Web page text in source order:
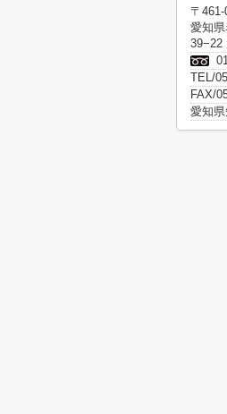
〒461-
愛知
39−22
TEL/
FAX/
愛知